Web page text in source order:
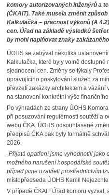
komory autorizovaných inženýrů a
(ČKAIT). Také musela změnit
Kalkulačka – pracnost výkonů (A
cen. Úřad na základě výsledků
by mohl naplňovat znaky
ÚOHS se zabýval několika
Kalkulačka, které byly volně dostupné
sjednocení cen. Změny se týkaly
upravujícího poskytování služeb za
převzetí zakázky architektem a
na stanovení konkrétní výše
Po výhradách ze strany ÚOHS
při posuzování regulérnosti soutěží a
webu ČKA. ÚOHS odsouhlasené
předpisů ČKA pak byly formálně
2026.
„Přijatá opatření jsme vyhodnotili jako
možného narušení hospodářské
případ jsme uzavřeli prostřednictvím
místopředseda ÚOHS Kamil
V případě ČKAIT Úřad komoru vyzval,